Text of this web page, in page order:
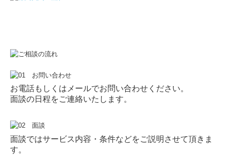
お電話もしくはメールでお問い合わせください。
面談の日程をご連絡いたします。
面談ではサービス内容・条件などをご説明させて頂きま
す。